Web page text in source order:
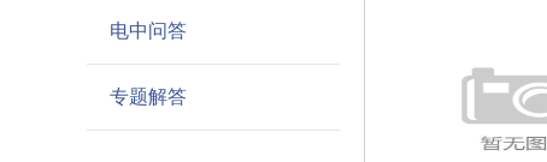
电中问答
专题解答